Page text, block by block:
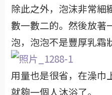
除此之外，泡沫非常細
數一數二的。然後放著
泡，泡泡不是豐厚乳霜
用量也是很省，在澡巾
就夠一個人沐浴了。